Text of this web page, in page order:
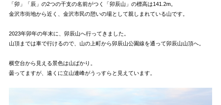
「卯」「辰」の2つの干支の名前がつく「卯辰山」の標高は141.2m。
金沢市街地から近く、金沢市民の憩いの場として親しまれている山です。
2023年卯年の年末に、卯辰山へ行ってきました。
山頂までは車で行けるので、山の上町から卯辰山公園線を通って卯辰山山頂へ。
横空台から見える景色は山ばかり。
曇ってますが、遠くに立山連峰がうっすらと見えています。